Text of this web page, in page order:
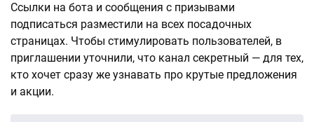
Ссылки на бота и сообщения с призывами
подписаться разместили на всех посадочных
страницах. Чтобы стимулировать пользователей, в
приглашении уточнили, что канал секретный — для тех,
кто хочет сразу же узнавать про крутые предложения
и акции.